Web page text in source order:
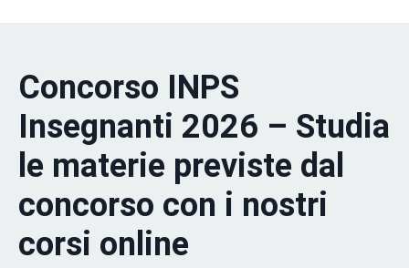
Concorso INPS
Insegnanti 2026 – Studia
le materie previste dal
concorso con i nostri
corsi online